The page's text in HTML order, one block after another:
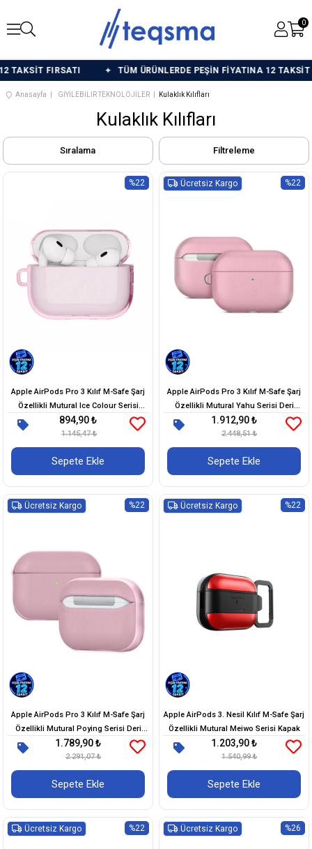
0
TÜM ÜRÜNLERDE PEŞİN FİYATINA 12 TAKSİT FIRSATI
Anasayfa GİYİLEBİLİR TEKNOLOJİLER Kulaklık Kılıfları
Kulaklık Kılıfları
Filtreleme
Sıralama
Apple AirPods Pro 3 Kılıf M-Safe Şarj
Özellikli Mutural Ice Colour Serisi
Silikon Kapak
894,90 ₺
1.145,47 ₺
Sepete Ekle
%22
Apple AirPods Pro 3 Kılıf M-Safe Şarj
Özellikli Mutural Yahu Serisi Deri
Tasarımlı Kapak
1.912,90 ₺
2.448,51 ₺
Sepete Ekle
%22
Ücretsiz Kargo
Apple AirPods Pro 3 Kılıf M-Safe Şarj
Özellikli Mutural Poying Serisi Deri
Tasarımlı Kapak
1.789,90 ₺
2.291,07 ₺
Sepete Ekle
%22
Ücretsiz Kargo
Apple AirPods 3. Nesil Kılıf M-Safe Şarj
Özellikli Mutural Meiwo Serisi Kapak
1.203,90 ₺
1.540,99 ₺
Sepete Ekle
%22
Ücretsiz Kargo
%22
Ücretsiz Kargo %26
Ücretsiz Kargo